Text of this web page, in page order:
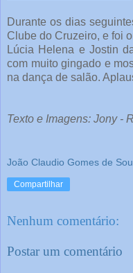
Durante os dias
Clube do Cruzeiro, e foi
Lúcia Helena e Jostin
com muito gingado e
na dança de salão.
Texto e Imagens: Jony -
João Claudio Gomes de
Compartilhar
Nenhum comentário:
Postar um comentário